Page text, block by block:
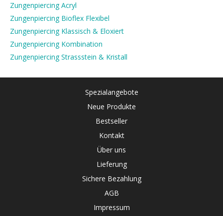
Zungenpiercing Acryl
Zungenpiercing Bioflex Flexibel
Zungenpiercing Klassisch & Eloxiert
Zungenpiercing Kombination
Zungenpiercing Strassstein & Kristall
Spezialangebote
Neue Produkte
Bestseller
Kontakt
Über uns
Lieferung
Sichere Bezahlung
AGB
Impressum